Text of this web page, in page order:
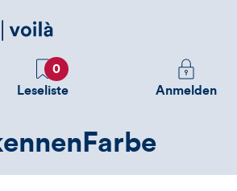
Favoriten
0
Leseliste
Melden
Sie
um
Anmelden